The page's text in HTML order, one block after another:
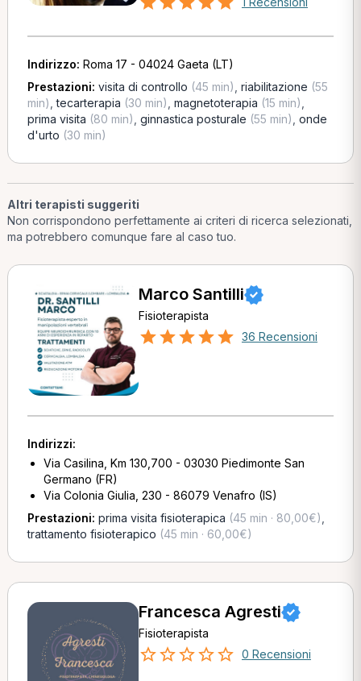
Indirizzo: Roma 17 - 04024 Gaeta (LT)
Prestazioni: visita di controllo (45 min) riabilitazione (55
min) ,tecarterapia (30 min) magnetoterapia (15 min)
prima visita (80 min) ginnastica posturale (55 min) onde
d'urto (30 min)
Altri terapisti suggeriti
Non corrispondono perfettamente ai criteri di ricerca selezionati,
ma potrebbero comunque fare al caso tuo.
Marco Santilli
Fisioterapista
36 Recensioni
Indirizzi:
Via Casilina, Km 130,700 - 03030 Piedimonte San
Germano (FR)
Via Colonia Giulia, 230 - 86079 Venafro (IS)
Prestazioni: prima visita fisioterapica (45 min · 80,00€)
trattamento fisioterapico (45 min · 60,00€)
Francesca Agresti
Fisioterapista
0 Recensioni